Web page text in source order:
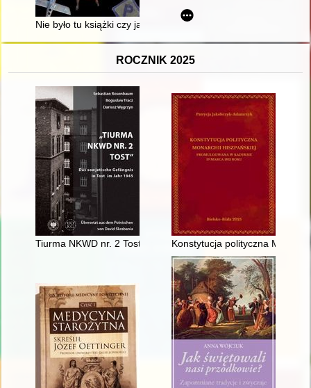
Nie było tu książki czy jakiegoś innego kulturalnego
ROCZNIK 2025
Tiurma NKWD nr. 2 Tost" : das sowjetische Gefängnis in Tost
Konstytucja polityczna